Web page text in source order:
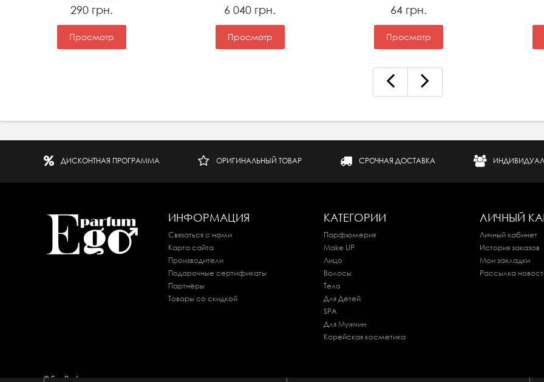
290 грн.
Просмотр
6 040 грн.
Просмотр
64 грн.
Просмотр
ДИСКОНТНАЯ ПРОГРАММА ОРИГИНАЛЬНЫЙ ТОВАР СРОЧНАЯ ДОСТАВКА
ИНФОРМАЦИЯ
Связаться с нами
Карта сайта
Производители
Подарочные сертификаты
Партнёры
Товары со скидкой
КАТЕГОРИИ
Парфюмерия
Make UP
Лицо
Волосы
Тело
Для Детей
SPA
Для Мужчин
Корейская косметика
ЛИЧНЫЙ
Личный кабинет
История заказов
Мои закладки
Рассылка
© EgoParfum